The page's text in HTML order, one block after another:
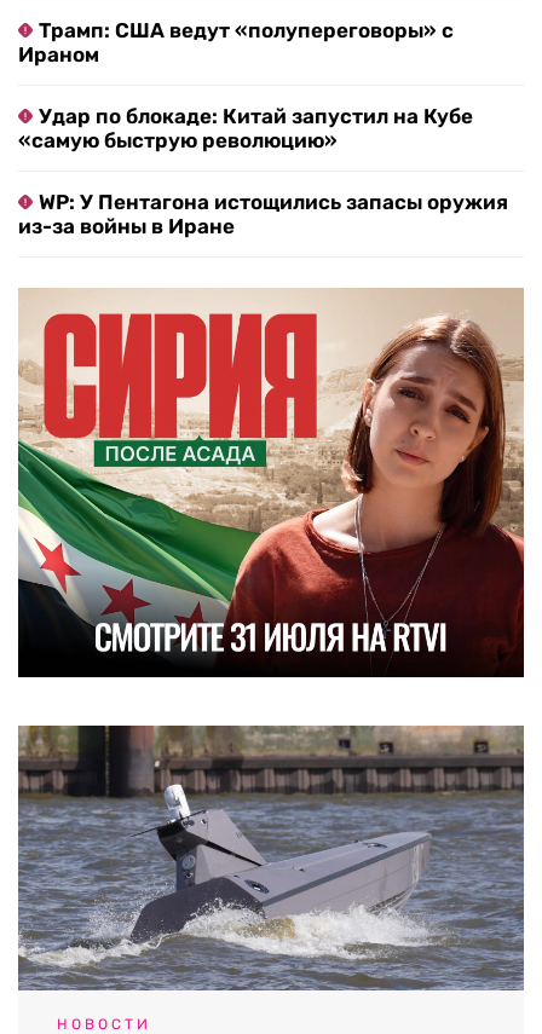
Трамп: США ведут «полупереговоры» с
Ираном
Удар по блокаде: Китай запустил на Кубе
«самую быструю революцию»
WP: У Пентагона истощились запасы оружия
из-за войны в Иране
НОВОСТИ